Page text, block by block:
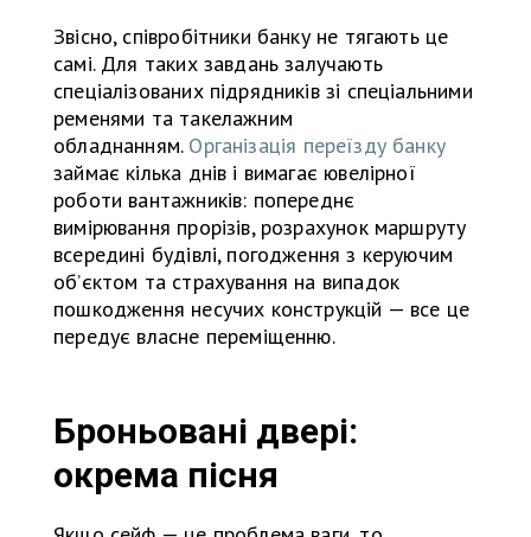
Звісно, співробітники банку не тягають це
самі. Для таких завдань залучають
спеціалізованих підрядників зі спеціальними
ременями та такелажним
обладнанням. Організація переїзду банку
займає кілька днів і вимагає ювелірної
роботи вантажників: попереднє
вимірювання прорізів, розрахунок маршруту
всередині будівлі, погодження з керуючим
об’єктом та страхування на випадок
пошкодження несучих конструкцій — все це
передує власне переміщенню.
Броньовані двері:
окрема пісня